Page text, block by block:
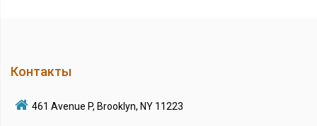
Контакты
461 Avenue P, Brooklyn, NY 11223